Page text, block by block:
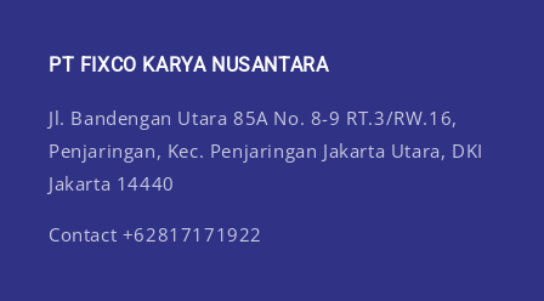
PT FIXCO KARYA NUSANTARA
Jl. Bandengan Utara 85A No. 8-9 RT.3/RW.16,
Penjaringan, Kec. Penjaringan Jakarta Utara, DKI
Jakarta 14440
Contact +62817171922